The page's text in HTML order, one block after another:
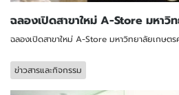
ฉลองเปิดสาขาใหม่ A-Store มหาวิ
ฉลองเปิดสาขาใหม่ A-Store มหาวิทยาลัยเกษตร
ข่าวสารและกิจกรรม